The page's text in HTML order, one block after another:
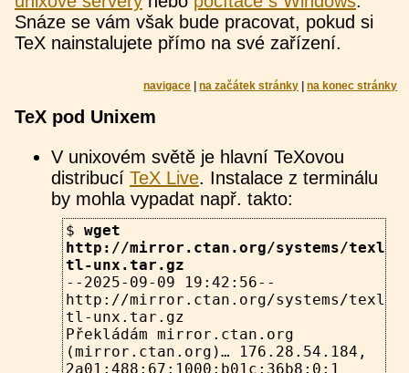
Snáze se vám však bude pracovat, pokud si
TeX nainstalujete přímo na své zařízení.
navigace |na začátek stránky |na konec stránky
TeX pod Unixem
V unixovém světě je hlavní TeXovou
distribucí TeX Live. Instalace z terminálu
by mohla vypadat např. takto:
$wget
http://mirror.ctan.org/systems/
tl-unx.tar.gz
--2025-09-09 19:42:56--
http://mirror.ctan.org/systems/
tl-unx.tar.gz
Překládám mirror.ctan.org
(mirror.ctan.org)… 176.28.54.184,
2a01:488:67:1000:b01c:36b8:0:1